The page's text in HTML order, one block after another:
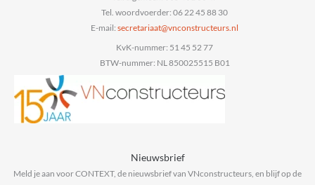
Tel. woordvoerder: 06 22 45 88 30
E-mail:
ln.sruetcurtsnocnv
@taairaterces
KvK-nummer: 51 45 52 77
BTW-nummer: NL 850025515 B01
Nieuwsbrief
Meld je aan voor CONTEXT, de nieuwsbrief van VNconstructeurs, en blijf op de